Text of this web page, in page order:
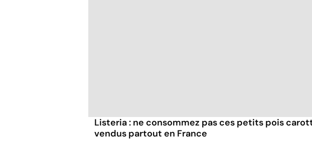
Listeria : ne consommez pas ces petits pois
vendus partout en France